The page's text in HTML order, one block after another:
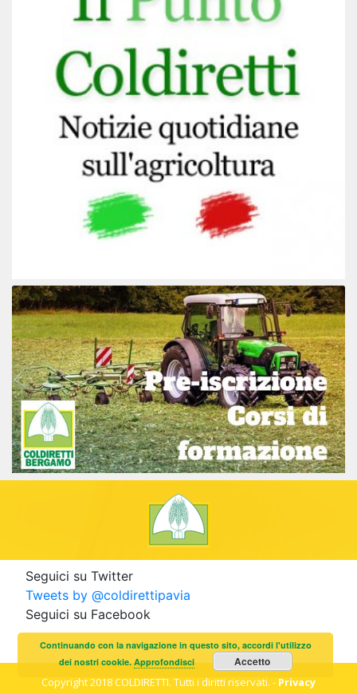
Seguici su Twitter
Tweets by @coldirettipavia
Seguici su Facebook
Copyright 2018 COLDIRETTI. Tutti i diritti riservati. - Privacy
Continuando con la navigazione in questo sito, accordi l'utilizzo
dei nostri cookie.Approfondisci Accetto